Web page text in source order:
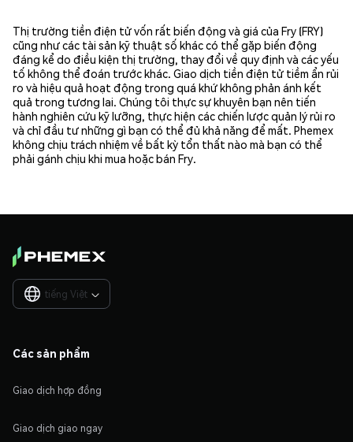
Thị trường tiền điện tử vốn rất biến động và giá của Fry (FRY)
cũng như các tài sản kỹ thuật số khác có thể gặp biến động
đáng kể do điều kiện thị trường, thay đổi về quy định và các yếu
tố không thể đoán trước khác. Giao dịch tiền điện tử tiềm ẩn rủi
ro và hiệu quả hoạt động trong quá khứ không phản ánh kết
quả trong tương lai. Chúng tôi thực sự khuyên bạn nên tiến
hành nghiên cứu kỹ lưỡng, thực hiện các chiến lược quản lý rủi ro
và chỉ đầu tư những gì bạn có thể đủ khả năng để mất. Phemex
không chịu trách nhiệm về bất kỳ tổn thất nào mà bạn có thể
phải gánh chịu khi mua hoặc bán Fry.
tiếng Việt 
Các sản phẩm
Giao dịch hợp đồng
Giao dịch giao ngay